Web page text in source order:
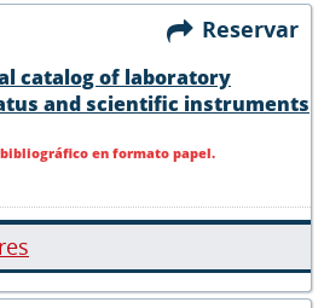
Reservar
catalog of laboratory
and scientific instruments
en formato papel.